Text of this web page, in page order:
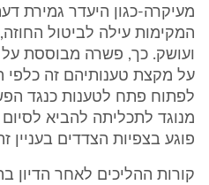
מעיקרה-כגון היעדר גמירת
המקימות עילה לביטול
ועושק. כך, פשרה מבוססת על
על מקצת טענותיהם זה כלפי
לפתוח פתח לטענות כנגד
מנוגד לתכליתה להביא
פוגע בצפיות הצדדים בעניין
קורות ההליכים לאחר הדיון